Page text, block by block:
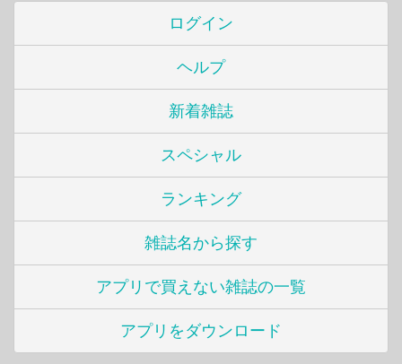
ログイン
ヘルプ
新着雑誌
スペシャル
ランキング
雑誌名から探す
アプリで買えない雑誌の一覧
アプリをダウンロード